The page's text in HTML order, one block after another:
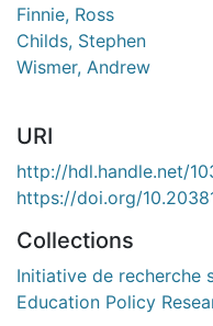
Finnie, Ross
Childs, Stephen
Wismer, Andrew
URI
http://hdl.handle.net/
https://doi.org/
Collections
Initiative de recherche
Education Policy